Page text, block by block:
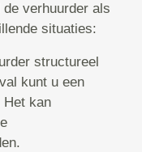
verhuurder als
situaties:
structureel
kunt u een
Het kan